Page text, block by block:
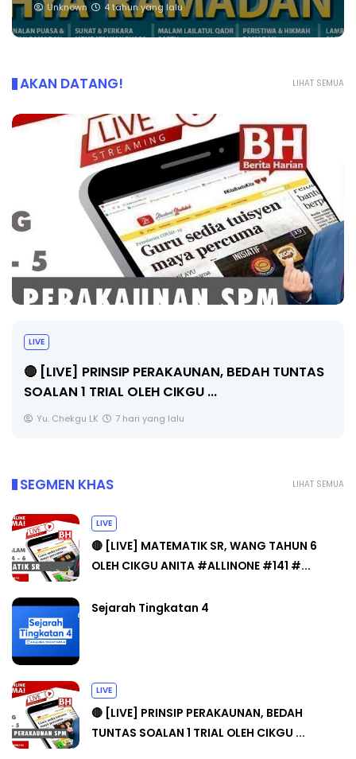
Unknown 4 tahun yang lalu
LIHAT SEMUA
AKAN DATANG!
BICARA PROFESIONAL 8 : TIMBALAN KETUA
PENGARAH PENDIDIKAN MALAYSIA
Unknown 9 hari yang lalu
LIHAT SEMUA
SEGMEN KHAS
LIVE
🔴 [LIVE] MATEMATIK SR, WANG TAHUN 6
OLEH CIKGU ANITA #ALLINONE #141 #...
Sejarah Tingkatan 4
LIVE
🔴 [LIVE] PRINSIP PERAKAUNAN, BEDAH
TUNTAS SOALAN 1 TRIAL OLEH CIKGU ...